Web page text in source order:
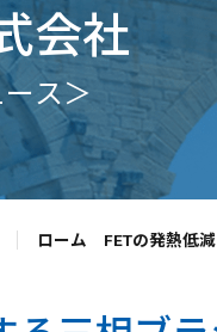
会社
ス＞
ローム FETの発熱低